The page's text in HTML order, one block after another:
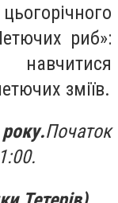
риб»:
зміїв.
Початок